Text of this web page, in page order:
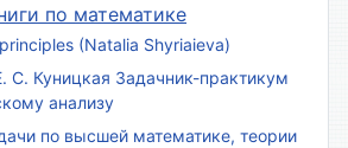
по математике
(Natalia Shyriaieva)
С. Куницкая Задачник-практикум
анализу
по высшей математике, теории